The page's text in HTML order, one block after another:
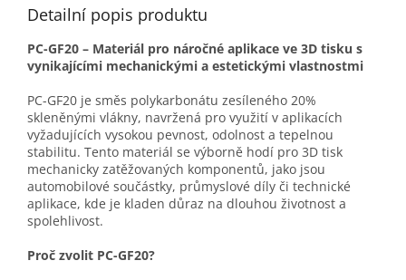
Detailní popis produktu
PC-GF20 – Materiál pro náročné aplikace ve 3D tisku s
vynikajícími mechanickými a estetickými vlastnostmi
PC-GF20 je směs polykarbonátu zesíleného 20%
skleněnými vlákny, navržená pro využití v aplikacích
vyžadujících vysokou pevnost, odolnost a tepelnou
stabilitu. Tento materiál se výborně hodí pro 3D tisk
mechanicky zatěžovaných komponentů, jako jsou
automobilové součástky, průmyslové díly či technické
aplikace, kde je kladen důraz na dlouhou životnost a
spolehlivost.
Proč zvolit PC-GF20?